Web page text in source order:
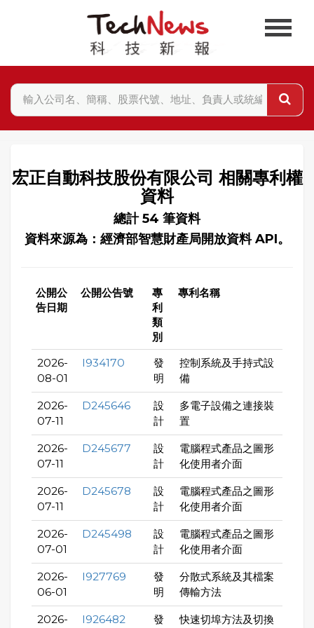
宏正自動科技股份有限公司 相關專利權
資料
總計 54 筆資料
資料來源為：經濟部智慧財產局開放資料 API。
公開公
告日期
公開公告號
專
利
類
別
專利名稱
2026-
08-01
I934170
發
明
控制系統及手持式設
備
2026-
07-11
D245646
設
計
多電子設備之連接裝
置
2026-
07-11
D245677
設
計
電腦程式產品之圖形
化使用者介面
2026-
07-11
D245678
設
計
電腦程式產品之圖形
化使用者介面
2026-
07-01
D245498
設
計
電腦程式產品之圖形
化使用者介面
2026-
06-01
I927769
發
明
分散式系統及其檔案
傳輸方法
2026- I926482 發 快速切埠方法及切換